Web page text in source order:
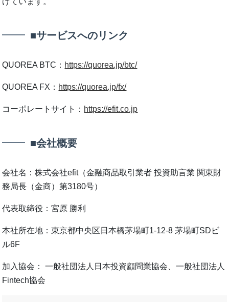
■サービスへのリンク
QUOREA BTC： https://quorea.jp/btc/
QUOREA FX： https://quorea.jp/fx/
コーポレートサイト： https://efit.co.jp
■会社概要
会社名：株式会社efit（金融商品取引業者 投資助言業 関東財
務局長（金商）第3180号）
代表取締役：宮原 勝利
本社所在地：東京都中央区日本橋茅場町1-12-8 茅場町SDビ
ル6F
加入協会： 一般社団法人日本投資顧問業協会、一般社団法人
Fintech協会